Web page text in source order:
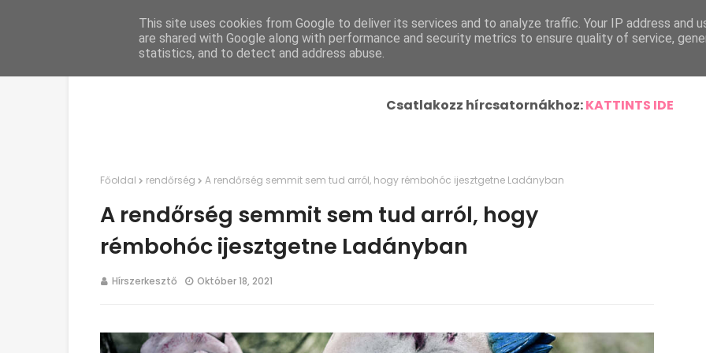
Címlap Helyi Hírek Ország-Világ Járásunk
Csatlakozz hírcsatornákhoz:KATTINTS IDE
Főoldal rendőrség A rendőrség semmit sem tud arról, hogy rémbohóc ijesztgetne Ladányban
A rendőrség semmit sem tud arról, hogy
rémbohóc ijesztgetne Ladányban
Hírszerkesztő Október 18, 2021
This site uses cookies from Google to deliver its services and to analyze traffic. Your IP address and
are shared with Google along with performance and security metrics to ensure quality of service,
statistics, and to detect and address abuse.